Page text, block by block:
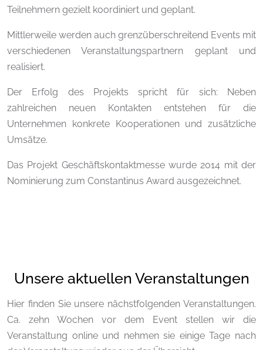
Teilnehmern gezielt koordiniert und geplant.
Mittlerweile werden auch grenzüberschreitend Events mit
verschiedenen Veranstaltungspartnern geplant und
realisiert.
Der Erfolg des Projekts spricht für sich: Neben
zahlreichen neuen Kontakten entstehen für die
Unternehmen konkrete Kooperationen und zusätzliche
Umsätze.
Das Projekt Geschäftskontaktmesse wurde 2014 mit der
Nominierung zum Constantinus Award ausgezeichnet.
Unsere aktuellen Veranstaltungen
Hier finden Sie unsere nächstfolgenden Veranstaltungen.
Ca. zehn Wochen vor dem Event stellen wir die
Veranstaltung online und nehmen sie einige Tage nach